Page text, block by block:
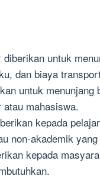
untuk
dan biaya
untuk
mahasiswa.
kepada
non-akademik
kepada